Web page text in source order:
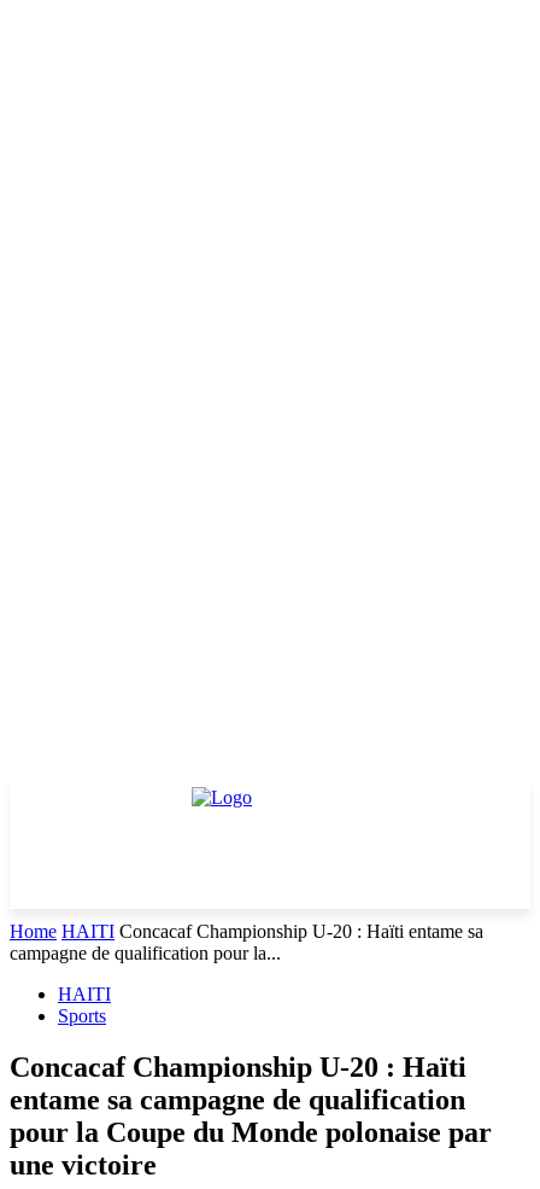
Home HAITI Concacaf Championship U-20 : Haïti entame sa
campagne de qualification pour la...
HAITI
Sports
Concacaf Championship U-20 : Haïti
entame sa campagne de qualification
pour la Coupe du Monde polonaise par
une victoire